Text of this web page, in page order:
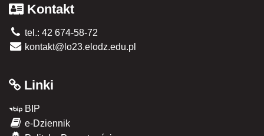
Kontakt
tel.: 42 674-58-72
kontakt@lo23.elodz.edu.pl
Linki
BIP
e-Dziennik